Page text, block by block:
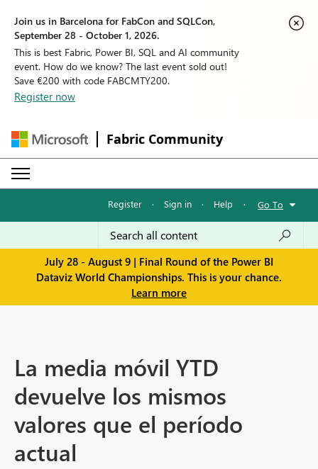
Join us in Barcelona for FabCon and SQLCon,
September 28 - October 1, 2026.
This is best Fabric, Power BI, SQL and AI community
event. How do we know? The last event sold out!
Save €200 with code FABCMTY200.
Register now
Fabric Community
Register · Sign in · Help · Go To
July 28 - August 9 | Final Round of the Power BI
Dataviz World Championships. This is your chance.
Learn more
La media móvil YTD
devuelve los mismos
valores que el período
actual